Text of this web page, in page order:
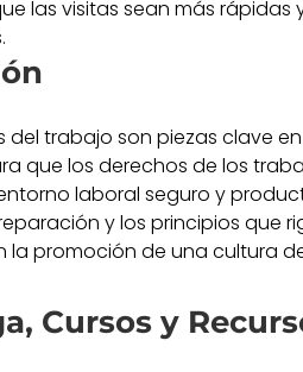
las visitas sean más
del trabajo son piezas clave
que los derechos de los
laboral seguro y
y los principios que
la promoción de una cultura
Cursos y